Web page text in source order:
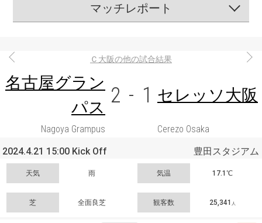
マッチレポート
Ｃ大阪の他の試合結果
名古屋グラン
パス 2 - 1 セレッソ大阪
Nagoya Grampus
Cerezo Osaka
2024.4.21 15:00 Kick Off
豊田スタジアム
天気 雨 気温 17.1℃
芝 全面良芝 観客数 25,341 人